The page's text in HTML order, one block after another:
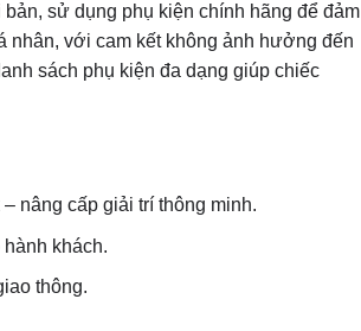
sử dụng phụ kiện chính hãng để đảm
nhân, với cam kết không ảnh hưởng đến
sách phụ kiện đa dạng giúp chiếc
nâng cấp giải trí thông minh.
khách.
thông.